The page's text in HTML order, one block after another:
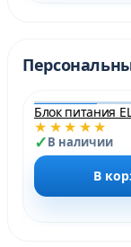
НОВИНКА
★★★★★
В наличии
В